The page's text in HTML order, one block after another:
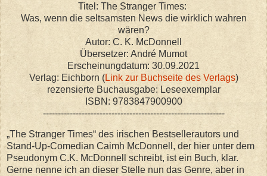
Titel: The Stranger Times:
Was, wenn die seltsamsten News die wirklich wahren
wären?
Autor: C. K. McDonnell
Übersetzer: André Mumot
Erscheinungdatum: 30.09.2021
Verlag: Eichborn (Link zur Buchseite des Verlags)
rezensierte Buchausgabe: Leseexemplar
ISBN: 9783847900900
-------------------------------------------------------------
„The Stranger Times“ des irischen Bestsellerautors und
Stand-Up-Comedian Caimh McDonnell, der hier unter dem
Pseudonym C.K. McDonnell schreibt, ist ein Buch, klar.
Gerne nenne ich an dieser Stelle nun das Genre, aber in